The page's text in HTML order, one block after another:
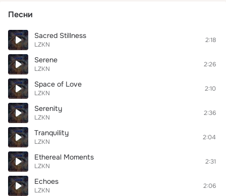
Песни
Sacred Stillness
LZKN
2:18
Serene
LZKN
2:26
Space of Love
LZKN
2:10
Serenity
LZKN
2:36
Tranquility
LZKN
2:04
Ethereal Moments
LZKN
2:31
Echoes
LZKN
2:06